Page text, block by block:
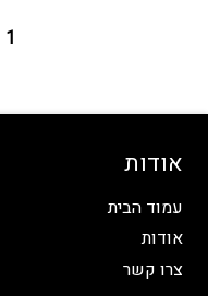
1
אודות
עמוד הבית
אודות
צרו קשר